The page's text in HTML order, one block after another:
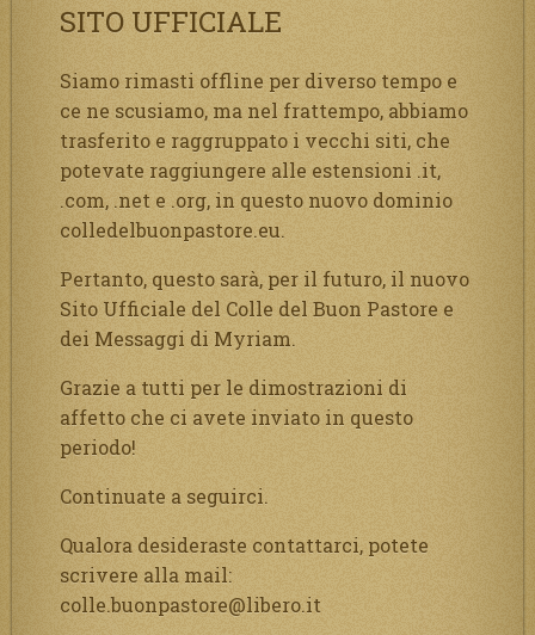
SITO UFFICIALE
Siamo rimasti offline per diverso tempo e
ce ne scusiamo, ma nel frattempo, abbiamo
trasferito e raggruppato i vecchi siti, che
potevate raggiungere alle estensioni .it,
.com, .net e .org, in questo nuovo dominio
colledelbuonpastore.eu.
Pertanto, questo sarà, per il futuro, il nuovo
Sito Ufficiale del Colle del Buon Pastore e
dei Messaggi di Myriam.
Grazie a tutti per le dimostrazioni di
affetto che ci avete inviato in questo
periodo!
Continuate a seguirci.
Qualora desideraste contattarci, potete
scrivere alla mail:
colle.buonpastore@libero.it